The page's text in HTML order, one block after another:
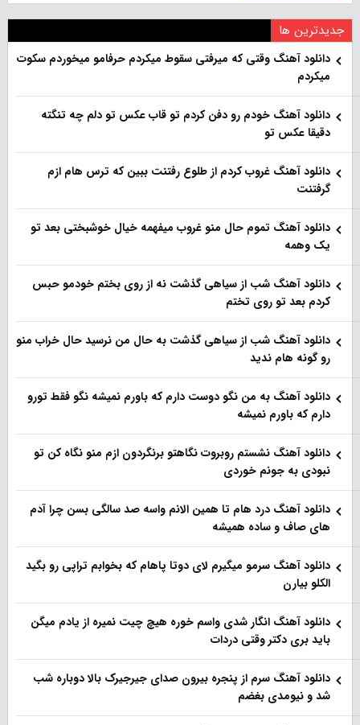
جدیدترین ها
دانلود آهنگ وقتی که میرفتی سقوط میکردم حرفامو میخوردم سکوت
میکردم
دانلود آهنگ خودم رو دفن کردم تو قاب عکس تو دلم چه تنگته
دقیقا عکس تو
دانلود آهنگ غروب کردم از طلوع رفتنت ببین که ترس هام ازم
گرفتنت
دانلود آهنگ تموم حال منو غروب میفهمه خیال خوشبختی بعد تو
یک وهمه
دانلود آهنگ شب از سیاهی گذشت نه از روی بختم خودمو حبس
کردم بعد تو روی تختم
دانلود آهنگ شب از سیاهی گذشت به حال من نرسید حال خراب منو
رو گونه هام ندید
دانلود آهنگ به من نگو دوست دارم که باورم نمیشه نگو فقط تورو
دارم که باورم نمیشه
دانلود آهنگ نشستم روبروت نگاهتو برنگردون ازم منو نگاه کن تو
نبودی به جونم خوردی
دانلود آهنگ درد هام تا همین الانم واسه صد سالگی بسن چرا آدم
های صاف و ساده همیشه
دانلود آهنگ سرمو میگیرم لای دوتا پاهام که بخوابم تراپی رو بگید
الکلو بیارن
دانلود آهنگ انگار شدی واسم خوره هیچ چیت نمیره از یادم میگن
باید بری دکتر وقتی دردات
دانلود آهنگ سرم از پنجره بیرون صدای جیرجیرک بالا دوباره شب
شد و نیومدی بغضم